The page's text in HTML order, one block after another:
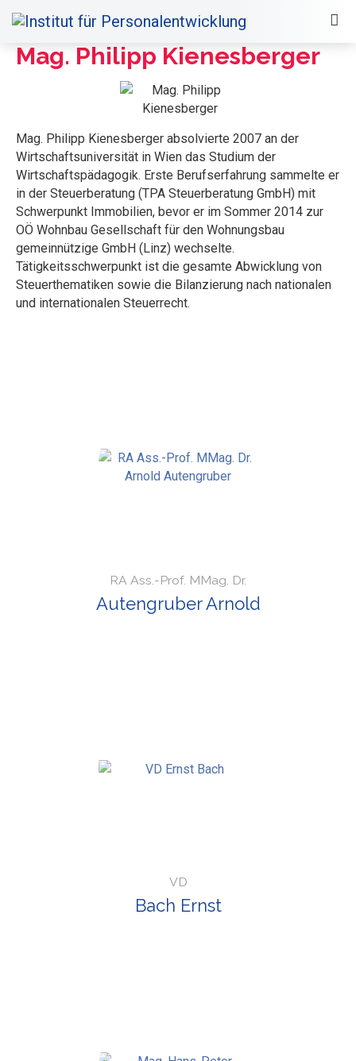
Mag. Philipp Kienesberger
Mag. Philipp Kienesberger absolvierte 2007 an der
Wirtschaftsuniversität in Wien das Studium der
Wirtschaftspädagogik. Erste Berufserfahrung sammelte er
in der Steuerberatung (TPA Steuerberatung GmbH) mit
Schwerpunkt Immobilien, bevor er im Sommer 2014 zur
OÖ Wohnbau Gesellschaft für den Wohnungsbau
gemeinnützige GmbH (Linz) wechselte.
Tätigkeitsschwerpunkt ist die gesamte Abwicklung von
Steuerthematiken sowie die Bilanzierung nach nationalen
und internationalen Steuerrecht.
RA Ass.-Prof. MMag. Dr.
Autengruber Arnold
VD
Bach Ernst